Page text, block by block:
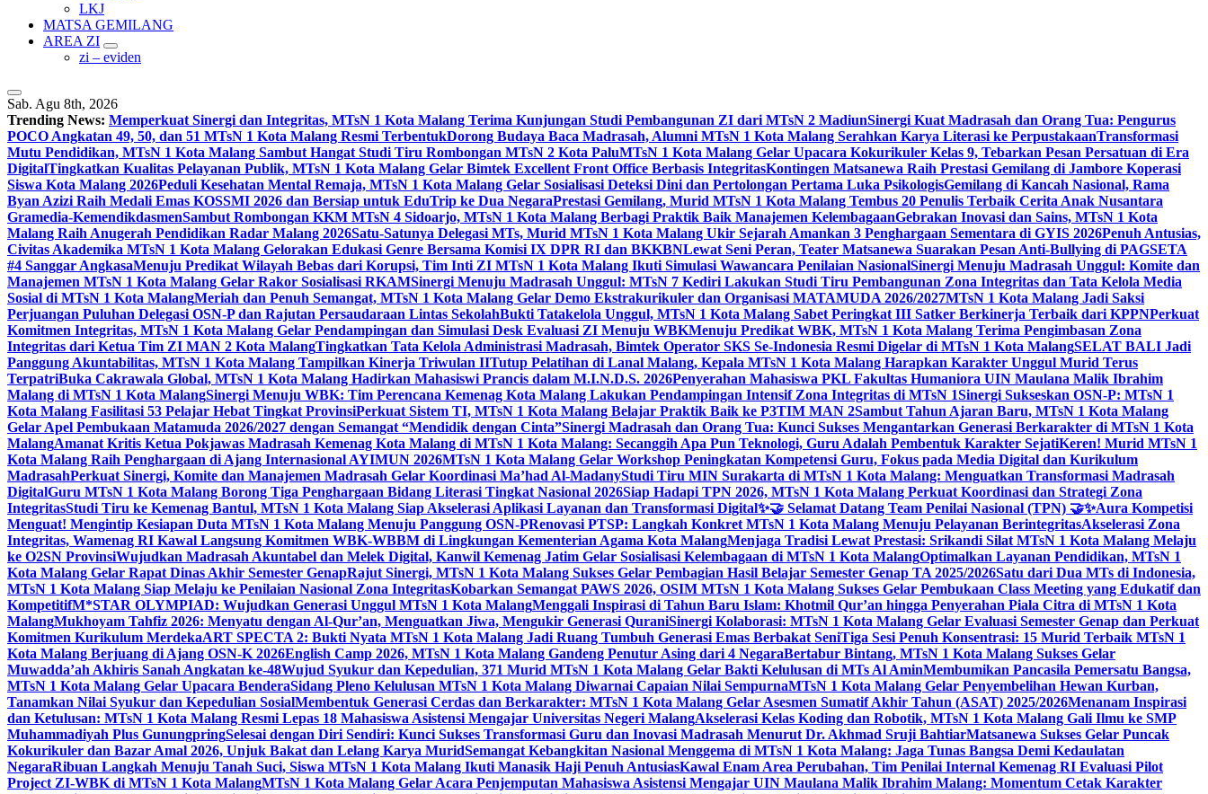
LKJ
MATSA GEMILANG
AREA ZI
zi – eviden
Sab. Agu 8th, 2026
Trending News: Memperkuat Sinergi dan Integritas, MTsN 1 Kota Malang Terima Kunjungan Studi Pembangunan ZI dari MTsN 2 MadiunSinergi Kuat Madrasah dan Orang Tua: Pengurus
POCO Angkatan 49, 50, dan 51 MTsN 1 Kota Malang Resmi TerbentukDorong Budaya Baca Madrasah, Alumni MTsN 1 Kota Malang Serahkan Karya Literasi ke PerpustakaanTransformasi
Mutu Pendidikan, MTsN 1 Kota Malang Sambut Hangat Studi Tiru Rombongan MTsN 2 Kota PaluMTsN 1 Kota Malang Gelar Upacara Kokurikuler Kelas 9, Tebarkan Pesan Persatuan di Era
DigitalTingkatkan Kualitas Pelayanan Publik, MTsN 1 Kota Malang Gelar Bimtek Excellent Front Office Berbasis IntegritasKontingen Matsanewa Raih Prestasi Gemilang di Jambore Koperasi
Siswa Kota Malang 2026Peduli Kesehatan Mental Remaja, MTsN 1 Kota Malang Gelar Sosialisasi Deteksi Dini dan Pertolongan Pertama Luka PsikologisGemilang di Kancah Nasional, Rama
Byan Azizi Raih Medali Emas KOSSMI 2026 dan Bersiap untuk EduTrip ke Dua NegaraPrestasi Gemilang, Murid MTsN 1 Kota Malang Tembus 20 Penulis Terbaik Cerita Anak Nusantara
Gramedia-KemendikdasmenSambut Rombongan KKM MTsN 4 Sidoarjo, MTsN 1 Kota Malang Berbagi Praktik Baik Manajemen KelembagaanGebrakan Inovasi dan Sains, MTsN 1 Kota
Malang Raih Anugerah Pendidikan Radar Malang 2026Satu-Satunya Delegasi MTs, Murid MTsN 1 Kota Malang Ukir Sejarah Amankan 3 Penghargaan Sementara di GYIS 2026Penuh Antusias,
Civitas Akademika MTsN 1 Kota Malang Gelorakan Edukasi Genre Bersama Komisi IX DPR RI dan BKKBNLewat Seni Peran, Teater Matsanewa Suarakan Pesan Anti-Bullying di PAGSETA
#4 Sanggar AngkasaMenuju Predikat Wilayah Bebas dari Korupsi, Tim Inti ZI MTsN 1 Kota Malang Ikuti Simulasi Wawancara Penilaian NasionalSinergi Menuju Madrasah Unggul: Komite dan
Manajemen MTsN 1 Kota Malang Gelar Rakor Sosialisasi RKAMSinergi Menuju Madrasah Unggul: MTsN 7 Kediri Lakukan Studi Tiru Pembangunan Zona Integritas dan Tata Kelola Media
Sosial di MTsN 1 Kota MalangMeriah dan Penuh Semangat, MTsN 1 Kota Malang Gelar Demo Ekstrakurikuler dan Organisasi MATAMUDA 2026/2027MTsN 1 Kota Malang Jadi Saksi
Perjuangan Puluhan Delegasi OSN-P dan Rajutan Persaudaraan Lintas SekolahBukti Tatakelola Unggul, MTsN 1 Kota Malang Sabet Peringkat III Satker Berkinerja Terbaik dari KPPNPerkuat
Komitmen Integritas, MTsN 1 Kota Malang Gelar Pendampingan dan Simulasi Desk Evaluasi ZI Menuju WBKMenuju Predikat WBK, MTsN 1 Kota Malang Terima Pengimbasan Zona
Integritas dari Ketua Tim ZI MAN 2 Kota MalangTingkatkan Tata Kelola Administrasi Madrasah, Bimtek Operator SKS Se-Indonesia Resmi Digelar di MTsN 1 Kota MalangSELAT BALI Jadi
Panggung Akuntabilitas, MTsN 1 Kota Malang Tampilkan Kinerja Triwulan IITutup Pelatihan di Lanal Malang, Kepala MTsN 1 Kota Malang Harapkan Karakter Unggul Murid Terus
TerpatriBuka Cakrawala Global, MTsN 1 Kota Malang Hadirkan Mahasiswi Prancis dalam M.I.N.D.S. 2026Penyerahan Mahasiswa PKL Fakultas Humaniora UIN Maulana Malik Ibrahim
Malang di MTsN 1 Kota MalangSinergi Menuju WBK: Tim Perencana Kemenag Kota Malang Lakukan Pendampingan Intensif Zona Integritas di MTsN 1Sinergi Sukseskan OSN-P: MTsN 1
Kota Malang Fasilitasi 53 Pelajar Hebat Tingkat ProvinsiPerkuat Sistem TI, MTsN 1 Kota Malang Belajar Praktik Baik ke P3TIM MAN 2Sambut Tahun Ajaran Baru, MTsN 1 Kota Malang
Gelar Apel Pembukaan Matamuda 2026/2027 dengan Semangat “Mendidik dengan Cinta”Sinergi Madrasah dan Orang Tua: Kunci Sukses Mengantarkan Generasi Berkarakter di MTsN 1 Kota
MalangAmanat Kritis Ketua Pokjawas Madrasah Kemenag Kota Malang di MTsN 1 Kota Malang: Secanggih Apa Pun Teknologi, Guru Adalah Pembentuk Karakter SejatiKeren! Murid MTsN 1
Kota Malang Raih Penghargaan di Ajang Internasional AYIMUN 2026MTsN 1 Kota Malang Gelar Workshop Peningkatan Kompetensi Guru, Fokus pada Media Digital dan Kurikulum
MadrasahPerkuat Sinergi, Komite dan Manajemen Madrasah Gelar Koordinasi Ma’had Al-MadanyStudi Tiru MIN Surakarta di MTsN 1 Kota Malang: Menguatkan Transformasi Madrasah
DigitalGuru MTsN 1 Kota Malang Borong Tiga Penghargaan Bidang Literasi Tingkat Nasional 2026Siap Hadapi TPN 2026, MTsN 1 Kota Malang Perkuat Koordinasi dan Strategi Zona
IntegritasStudi Tiru ke Kemenag Bantul, MTsN 1 Kota Malang Siap Akselerasi Aplikasi Layanan dan Transformasi Digital✨🤝 Selamat Datang Team Penilai Nasional (TPN) 🤝✨Aura Kompetisi
Menguat! Mengintip Kesiapan Duta MTsN 1 Kota Malang Menuju Panggung OSN-PRenovasi PTSP: Langkah Konkret MTsN 1 Kota Malang Menuju Pelayanan BerintegritasAkselerasi Zona
Integritas, Wamenag RI Kawal Langsung Komitmen WBK-WBBM di Lingkungan Kementerian Agama Kota MalangMenjaga Tradisi Lewat Prestasi: Srikandi Silat MTsN 1 Kota Malang Melaju
ke O2SN ProvinsiWujudkan Madrasah Akuntabel dan Melek Digital, Kanwil Kemenag Jatim Gelar Sosialisasi Kelembagaan di MTsN 1 Kota MalangOptimalkan Layanan Pendidikan, MTsN 1
Kota Malang Gelar Rapat Dinas Akhir Semester GenapRajut Sinergi, MTsN 1 Kota Malang Sukses Gelar Pembagian Hasil Belajar Semester Genap TA 2025/2026Satu dari Dua MTs di Indonesia,
MTsN 1 Kota Malang Siap Melaju ke Penilaian Nasional Zona IntegritasKobarkan Semangat PAWS 2026, OSIM MTsN 1 Kota Malang Sukses Gelar Pembukaan Class Meeting yang Edukatif dan
KompetitifM*STAR OLYMPIAD: Wujudkan Generasi Unggul MTsN 1 Kota MalangMenggali Inspirasi di Tahun Baru Islam: Khotmil Qur’an hingga Penyerahan Piala Citra di MTsN 1 Kota
MalangMukhoyam Tahfiz 2026: Menyatu dengan Al-Qur’an, Menguatkan Jiwa, Mengukir Generasi QuraniSinergi Kolaborasi: MTsN 1 Kota Malang Gelar Evaluasi Semester Genap dan Perkuat
Komitmen Kurikulum MerdekaART SPECTA 2: Bukti Nyata MTsN 1 Kota Malang Jadi Ruang Tumbuh Generasi Emas Berbakat SeniTiga Sesi Penuh Konsentrasi: 15 Murid Terbaik MTsN 1
Kota Malang Berjuang di Ajang OSN-K 2026English Camp 2026, MTsN 1 Kota Malang Gandeng Penutur Asing dari 4 NegaraBertabur Bintang, MTsN 1 Kota Malang Sukses Gelar
Muwadda’ah Akhiris Sanah Angkatan ke-48Wujud Syukur dan Kepedulian, 371 Murid MTsN 1 Kota Malang Gelar Bakti Kelulusan di MTs Al AminMembumikan Pancasila Pemersatu Bangsa,
MTsN 1 Kota Malang Gelar Upacara BenderaSidang Pleno Kelulusan MTsN 1 Kota Malang Diwarnai Capaian Nilai SempurnaMTsN 1 Kota Malang Gelar Penyembelihan Hewan Kurban,
Tanamkan Nilai Syukur dan Kepedulian SosialMembentuk Generasi Cerdas dan Berkarakter: MTsN 1 Kota Malang Gelar Asesmen Sumatif Akhir Tahun (ASAT) 2025/2026Menanam Inspirasi
dan Ketulusan: MTsN 1 Kota Malang Resmi Lepas 18 Mahasiswa Asistensi Mengajar Universitas Negeri MalangAkselerasi Kelas Koding dan Robotik, MTsN 1 Kota Malang Gali Ilmu ke SMP
Muhammadiyah Plus GunungpringSelesai dengan Diri Sendiri: Kunci Sukses Transformasi Guru dan Inovasi Madrasah Menurut Dr. Akhmad Sruji BahtiarMatsanewa Sukses Gelar Puncak
Kokurikuler dan Bazar Amal 2026, Unjuk Bakat dan Lelang Karya MuridSemangat Kebangkitan Nasional Menggema di MTsN 1 Kota Malang: Jaga Tunas Bangsa Demi Kedaulatan
NegaraRibuan Langkah Menuju Tanah Suci, Siswa MTsN 1 Kota Malang Ikuti Manasik Haji Penuh AntusiasKawal Enam Area Perubahan, Tim Penilai Internal Kemenag RI Evaluasi Pilot
Project ZI-WBK di MTsN 1 Kota MalangMTsN 1 Kota Malang Gelar Acara Penjemputan Mahasiswa Asistensi Mengajar UIN Maulana Malik Ibrahim Malang: Momentum Cetak Karakter